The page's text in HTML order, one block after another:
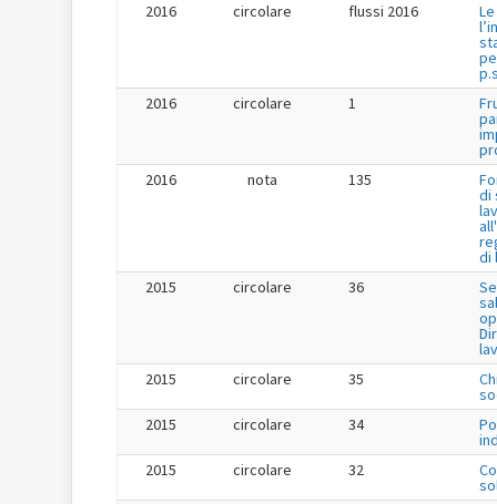
2016
circolare flussi 2016
2016
circolare 1
2016
nota 135
di
di
2015
circolare 36
2015
circolare 35
2015
circolare 34
2015
circolare 32